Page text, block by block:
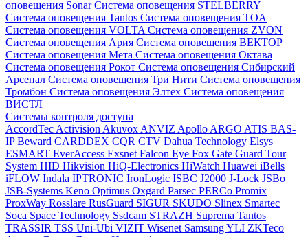
оповещения SonarСистема оповещения STELBERRY
Система оповещения Tantos Система оповещения TOA
Система оповещения VOLTA Система оповещения ZVON
Система оповещения Ария Система оповещения ВЕКТОР
Система оповещения Мета Система оповещения Октава
Система оповещения Рокот Система оповещения Сибирский
Арсенал Система оповещения Три Нити Система оповещения
Тромбон Система оповещения Элтех Система оповещения
ВИСТЛ
Системы контроля доступа
AccordTec Activision Akuvox ANVIZ Apollo ARGO ATIS BAS-
IPBeward CARDDEX CQR CTV Dahua Technology Elsys
ESMART EverAccess Exsnet Falcon Eye Fox Gate Guard Tour
System HID Hikvision HiQ-Electronics HiWatch Huawei iBells
iFLOW Indala IPTRONIC IronLogic ISBC J2000 J-Lock JSBo
JSB-Systems Keno Optimus Oxgard Parsec PERCo Promix
ProxWay Rosslare RusGuard SIGUR SKUDO Slinex Smartec
Soca Space Technology Ssdcam STRAZH Suprema Tantos
TRASSIR TSS Uni-Ubi VIZIT Wisenet SamsungYLI ZKTeco